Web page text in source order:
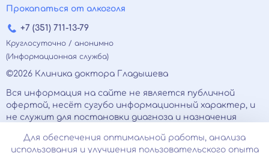
Прокапаться от алкоголя
+7 (351) 711-13-79
Круглосуточно / анонимно
(Информационная служба)
©2026 Клиника доктора Гладышева
Вся информация на сайте не является публичной
офертой, несёт сугубо информационный характер, и
не служит для постановки диагноза и назначения
Есть противопоказания, необходимо
Для обеспечения оптимальной работы, анализа
использования и улучшения пользовательского опыта